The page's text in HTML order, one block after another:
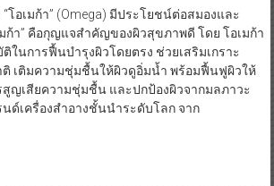
โอเมก้า” (Omega) มีประโยชน์ต่อสมองและ
ก้า” คือกุญแจสำคัญของผิวสุขภาพดี โดย โอเมก้า
ในการฟื้นบำรุงผิวโดยตรง ช่วยเสริมเกราะ
เติมความชุ่มชื้นให้ผิวดูอิ่มน้ำ พร้อมฟื้นฟูผิวให้
สูญเสียความชุ่มชื้น และปกป้องผิวจากมลภาวะ
นด์เครื่องสำอางชั้นนำระดับโลก จาก